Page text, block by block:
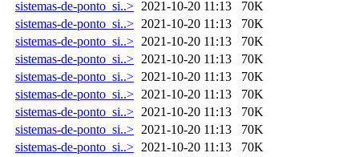
sistemas-de-ponto_si..> 2021-10-20 11:13
70K
sistemas-de-ponto_si..> 2021-10-20 11:13
70K
sistemas-de-ponto_si..> 2021-10-20 11:13
70K
sistemas-de-ponto_si..> 2021-10-20 11:13
70K
sistemas-de-ponto_si..> 2021-10-20 11:13
70K
sistemas-de-ponto_si..> 2021-10-20 11:13
70K
sistemas-de-ponto_si..> 2021-10-20 11:13
70K
sistemas-de-ponto_si..> 2021-10-20 11:13
70K
sistemas-de-ponto_si..> 2021-10-20 11:13
70K